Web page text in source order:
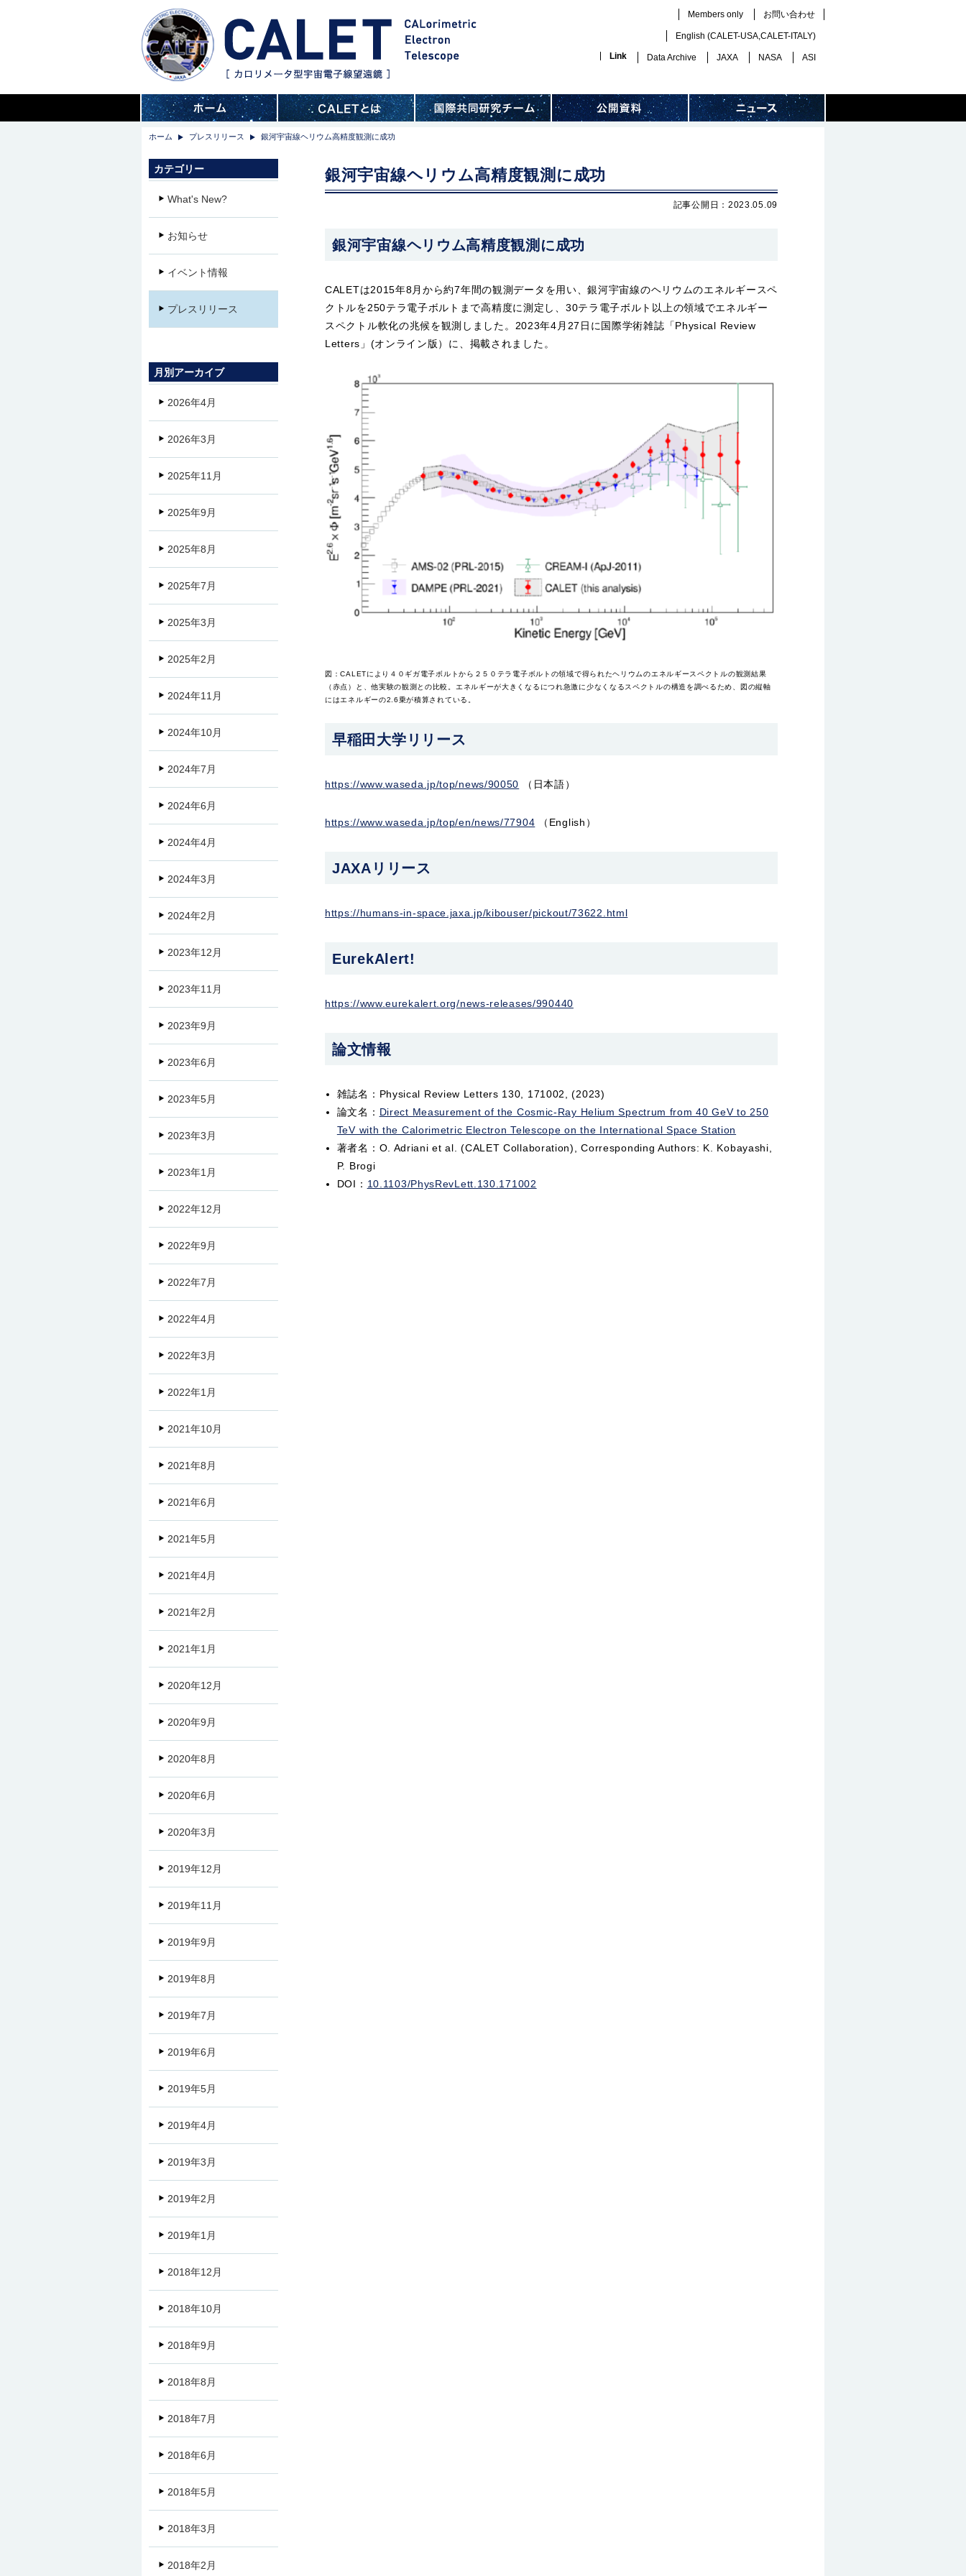
Members only お問い合わせ
English (CALET-USA,CALET-ITALY)
Link
Data Archive JAXA NASA ASI
ホーム プレスリリース 銀河宇宙線ヘリウム高精度観測に成功
銀河宇宙線ヘリウム高精度観測に成功
記事公開日：2023.05.09
銀河宇宙線ヘリウム高精度観測に成功
CALETは2015年8月から約7年間の観測データを用い、銀河宇宙線のヘリウムのエネルギースペ
クトルを250テラ電子ボルトまで高精度に測定し、30テラ電子ボルト以上の領域でエネルギー
スペクトル軟化の兆候を観測しました。2023年4月27日に国際学術雑誌「Physical Review
Letters」(オンライン版）に、掲載されました。
図：CALETにより４０ギガ電子ボルトから２５０テラ電子ボルトの領域で得られたヘリウムのエネルギースペクトルの観測結果
（赤点）と、他実験の観測との比較。エネルギーが大きくなるにつれ急激に少なくなるスペクトルの構造を調べるため、図の縦軸
にはエネルギーの2.6乗が積算されている。
早稲田大学リリース
https://www.waseda.jp/top/news/90050 （日本語）
https://www.waseda.jp/top/en/news/77904 （English）
JAXAリリース
https://humans-in-space.jaxa.jp/kibouser/pickout/73622.html
EurekAlert!
https://www.eurekalert.org/news-releases/990440
論文情報
雑誌名：Physical Review Letters 130, 171002, (2023)
論文名： Direct Measurement of the Cosmic-Ray Helium Spectrum from 40 GeV to 250
TeV with the Calorimetric Electron Telescope on the International Space Station
著者名：O. Adriani et al. (CALET Collaboration), Corresponding Authors: K. Kobayashi,
P. Brogi
DOI： 10.1103/PhysRevLett.130.171002
カテゴリー
What's New?
お知らせ
イベント情報
プレスリリース
月別アーカイブ
2026年4月
2026年3月
2025年11月
2025年9月
2025年8月
2025年7月
2025年3月
2025年2月
2024年11月
2024年10月
2024年7月
2024年6月
2024年4月
2024年3月
2024年2月
2023年12月
2023年11月
2023年9月
2023年6月
2023年5月
2023年3月
2023年1月
2022年12月
2022年9月
2022年7月
2022年4月
2022年3月
2022年1月
2021年10月
2021年8月
2021年6月
2021年5月
2021年4月
2021年2月
2021年1月
2020年12月
2020年9月
2020年8月
2020年6月
2020年3月
2019年12月
2019年11月
2019年9月
2019年8月
2019年7月
2019年6月
2019年5月
2019年4月
2019年3月
2019年2月
2019年1月
2018年12月
2018年10月
2018年9月
2018年8月
2018年7月
2018年6月
2018年5月
2018年3月
2018年2月